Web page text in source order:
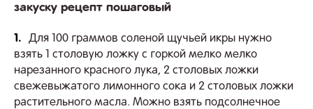
закуску рецепт пошаговый
1.
Для 100 граммов соленой щучьей икры нужно
взять 1 столовую ложку с горкой мелко мелко
нарезанного красного лука, 2 столовых ложки
свежевыжатого лимонного сока и 2 столовых ложки
растительного масла. Можно взять подсолнечное